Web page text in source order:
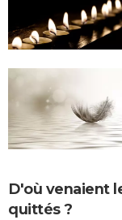
D'où venaient
quittés ?